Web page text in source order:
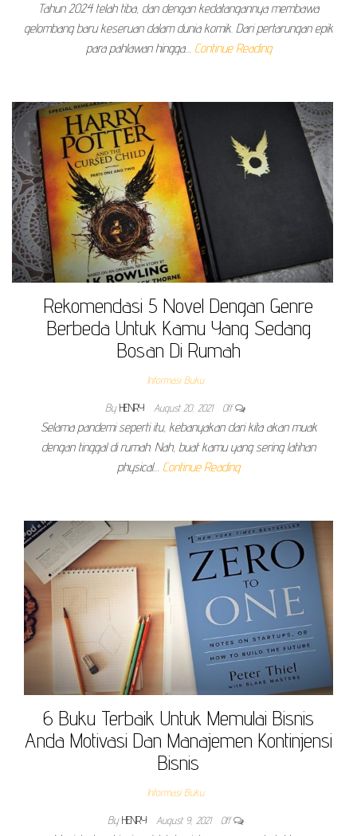
Tahun 2024 telah tiba, dan dengan kedatangannya membawa
gelombang baru keseruan dalam dunia komik. Dari pertarungan epik
para pahlawan hingga… Continue Reading
Rekomendasi 5 Novel Dengan Genre
Berbeda Untuk Kamu Yang Sedang
Bosan Di Rumah
Informasi Buku
By HENRY August 20, 2021 Off
Selama pandemi seperti itu, kebanyakan dari kita akan muak
dengan tinggal di rumah. Nah, buat kamu yang sering latihan
physical… Continue Reading
6 Buku Terbaik Untuk Memulai Bisnis
Anda Motivasi Dan Manajemen Kontinjensi
Bisnis
Informasi Buku
By HENRY August 9, 2021 Off